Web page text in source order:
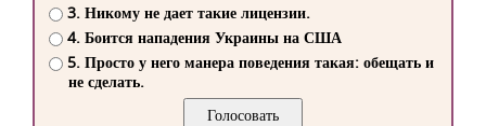
3. Никому не дает такие лицензии.
4. Боится нападения Украины на США
5. Просто у него манера поведения такая: обещать и
не сделать.